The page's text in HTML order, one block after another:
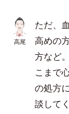
高尾
ただ、
高めの
方など
こまで
の処方
談して